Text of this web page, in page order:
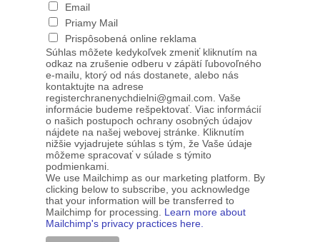
Email
Priamy Mail
Prispôsobená online reklama
Súhlas môžete kedykoľvek zmeniť kliknutím na
odkaz na zrušenie odberu v zápätí ľubovoľného
e-mailu, ktorý od nás dostanete, alebo nás
kontaktujte na adrese
registerchranenychdielni@gmail.com. Vaše
informácie budeme rešpektovať. Viac informácií
o našich postupoch ochrany osobných údajov
nájdete na našej webovej stránke. Kliknutím
nižšie vyjadrujete súhlas s tým, že Vaše údaje
môžeme spracovať v súlade s týmito
podmienkami.
We use Mailchimp as our marketing platform. By
clicking below to subscribe, you acknowledge
that your information will be transferred to
Mailchimp for processing. Learn more about
Mailchimp's privacy practices here.